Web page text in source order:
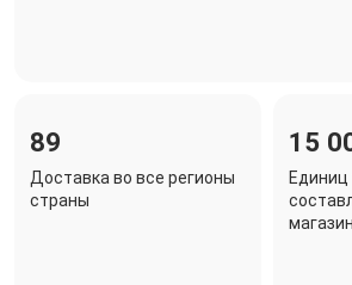
89
Доставка во все регионы
страны
15
Единиц